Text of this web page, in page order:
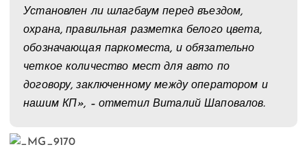
Установлен ли шлагбаум перед въездом,
охрана, правильная разметка белого цвета,
обозначающая паркоместа, и обязательно
четкое количество мест для авто по
договору, заключенному между оператором и
нашим КП», – отметил Виталий Шаповалов.